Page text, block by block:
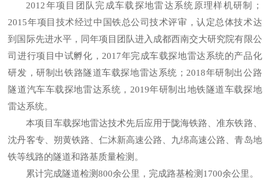
2012年项目团队完成车载探地雷达系统原理样机研制；
2015年项目技术经过中国铁总公司技术评审，认定总体技术达
到国际先进水平，同年项目团队进入成都西南交大研究院有限公
司进行项目中试孵化，2017年完成车载探地雷达系统的产品化
研发，研制出铁路隧道车载探地雷达系统；2018年研制出公路
隧道汽车车载探地雷达系统，2019年研制出地铁隧道车载探地
雷达系统。
本项目车载探地雷达技术先后应用于陇海铁路、准东铁路、
沈丹客专、朔黄铁路、仁沐新高速公路、九绵高速公路、青岛地
铁等线路的隧道和路基质量检测。
累计完成隧道检测800余公里，完成路基检测1700余公里。